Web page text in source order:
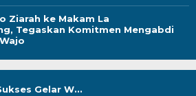
Ziarah ke Makam La
Tegaskan Komitmen Mengabdi
Gelar W...